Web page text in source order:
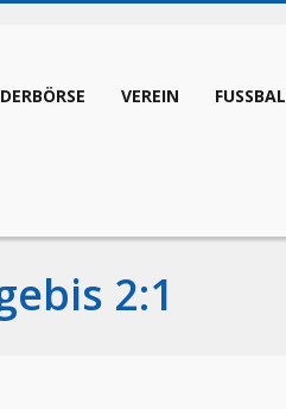
VEREIN FUSSBALL
2:1